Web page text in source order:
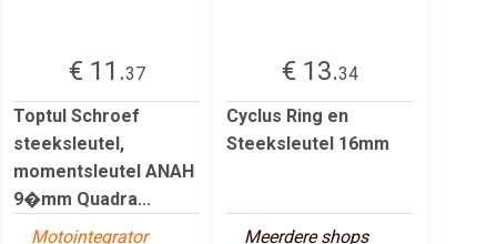
€ 11.37
Toptul Schroef
steeksleutel,
momentsleutel ANAH
9�mm Quadra...
Motointegrator
€ 13.34
Cyclus Ring en
Steeksleutel 16mm
Meerdere shops